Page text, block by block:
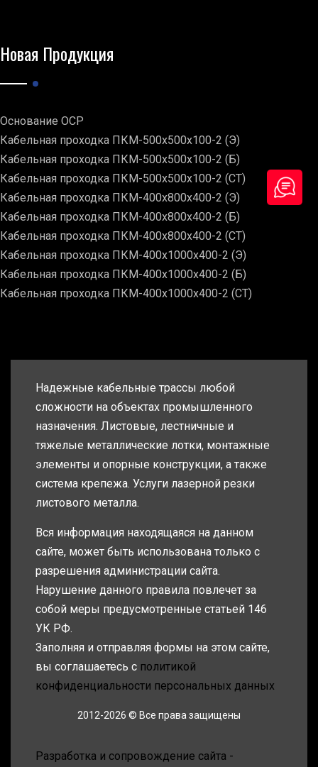
Новая Продукция
Основание ОСР
Кабельная проходка ПКМ-500х500х100-2 (Э)
Кабельная проходка ПКМ-500х500х100-2 (Б)
Кабельная проходка ПКМ-500х500х100-2 (СТ)
Кабельная проходка ПКМ-400х800х400-2 (Э)
Кабельная проходка ПКМ-400х800х400-2 (Б)
Кабельная проходка ПКМ-400х800х400-2 (СТ)
Кабельная проходка ПКМ-400х1000х400-2 (Э)
Кабельная проходка ПКМ-400х1000х400-2 (Б)
Кабельная проходка ПКМ-400х1000х400-2 (СТ)
Надежные кабельные трассы любой
сложности на объектах промышленного
назначения. Листовые, лестничные и
тяжелые металлические лотки, монтажные
элементы и опорные конструкции, а также
система крепежа. Услуги лазерной резки
листового металла.
Вся информация находящаяся на данном
сайте, может быть использована только с
разрешения администрации сайта.
Нарушение данного правила повлечет за
собой меры предусмотренные статьей 146
УК РФ.
Заполняя и отправляя формы на этом сайте,
вы соглашаетесь с политикой
конфиденциальности персональных данных
2012-2026 © Все права защищены
Разработка и сопровождение сайта -